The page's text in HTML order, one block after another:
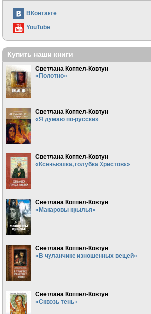
ВКонтакте
YouTube
Купить наши книги
Светлана Коппел-Ковтун
«Полотно»
Светлана Коппел-Ковтун
«Я думаю по-русски»
Светлана Коппел-Ковтун
«Ксеньюшка, голубка Христова»
Светлана Коппел-Ковтун
«Макаровы крылья»
Светлана Коппел-Ковтун
«В чуланчике изношенных вещей»
Светлана Коппел-Ковтун
«Сквозь тень»